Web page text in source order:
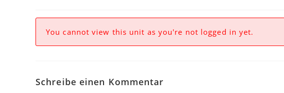
You cannot view this unit as you're not logged in yet.
Schreibe einen Kommentar